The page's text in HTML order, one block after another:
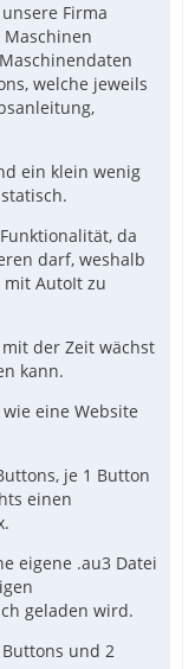
Firma
welche jeweils
ein klein wenig
da
darf, weshalb
AutoIt zu
der Zeit wächst
kann.
eine Website
je 1 Button
einen
eigene .au3 Datei
geladen wird.
und 2